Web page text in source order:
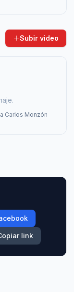
Subir video
Carlos Monzón
link